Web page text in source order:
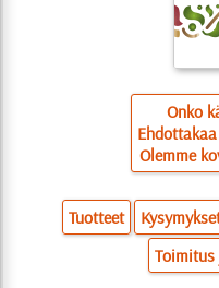
Onko
Olemme
Tuotteet
Toimitus